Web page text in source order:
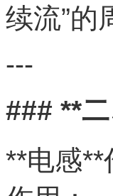
续流”的
---
### **
**电感**